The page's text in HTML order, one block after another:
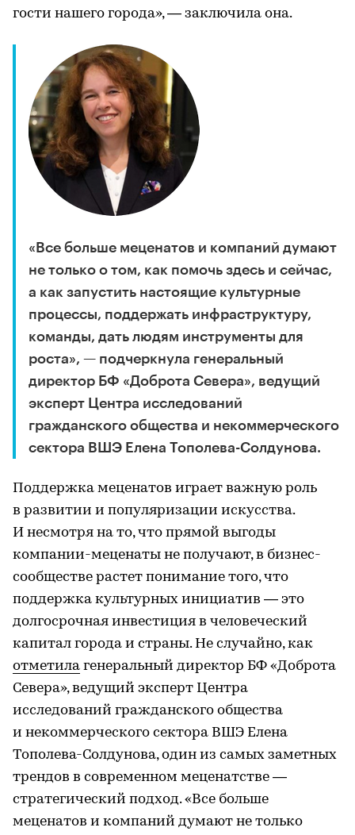
гости нашего города», — заключила она.
«Все больше меценатов и компаний думают
не только о том, как помочь здесь и сейчас,
а как запустить настоящие культурные
процессы, поддержать инфраструктуру,
команды, дать людям инструменты для
роста», — подчеркнула генеральный
директор БФ «Доброта Севера», ведущий
эксперт Центра исследований
гражданского общества и некоммерческого
сектора ВШЭ Елена Тополева-Солдунова.
Поддержка меценатов играет важную роль
в развитии и популяризации искусства.
И несмотря на то, что прямой выгоды
компании-меценаты не получают, в бизнес-
сообществе растет понимание того, что
поддержка культурных инициатив — это
долгосрочная инвестиция в человеческий
капитал города и страны. Не случайно, как
отметила генеральный директор БФ «Доброта
Севера», ведущий эксперт Центра
исследований гражданского общества
и некоммерческого сектора ВШЭ Елена
Тополева-Солдунова, один из самых заметных
трендов в современном меценатстве —
стратегический подход. «Все больше
меценатов и компаний думают не только